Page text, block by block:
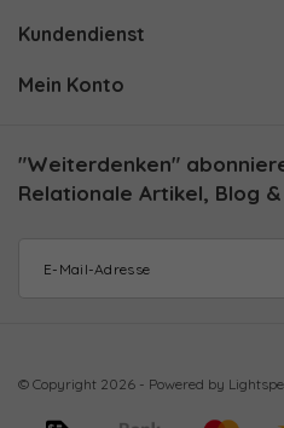
Kundendienst
Mein Konto
"Weiterdenken"
Relationale Artikel, Blog
© Copyright 2026 - Powered by